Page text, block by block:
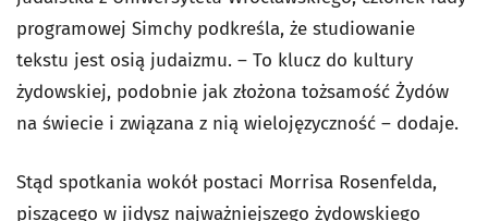
programowej Simchy podkreśla, że studiowanie
tekstu jest osią judaizmu. – To klucz do kultury
żydowskiej, podobnie jak złożona tożsamość Żydów
na świecie i związana z nią wielojęzyczność – dodaje.
Stąd spotkania wokół postaci Morrisa Rosenfelda,
piszącego w jidysz najważniejszego żydowskiego